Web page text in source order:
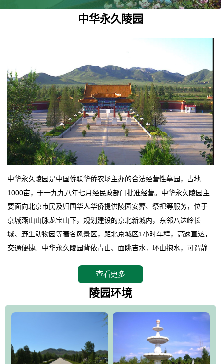
中华永久陵园
中华永久陵园是中国侨联华侨农场主办的合法经营性墓园，占地
1000亩，于一九九八年七月经民政部门批准经营。中华永久陵园主
要面向北京市民及归国华人华侨提供陵园安葬、祭祀等服务，位于
京城燕山山脉龙宝山下，规划建设的京北新城内，东邻八达岭长
城、野生动物园等著名风景区，距北京城区1小时车程，高速直达，
交通便捷。中华永久陵园背依青山、面眺吉水，环山抱水，可谓静
地。在总体设计上完全以中国传统文化作为前渠，由三条山脊环绕
而成，宛如一把太师椅，呈坐南朝北向，左青龙，右白虎，前朱
环绕挡住了外界的风吹，流动的生气遇到官厅的水又止住了，正好
符合山环水抱，藏风纳气的要求。中华永久陵园风景庄重典雅、气
势如宏，是华北地区最大的平川式墓园，陵园以皇家建筑风格为载
体吸取现代园林艺术之精华
查看更多
陵园环境